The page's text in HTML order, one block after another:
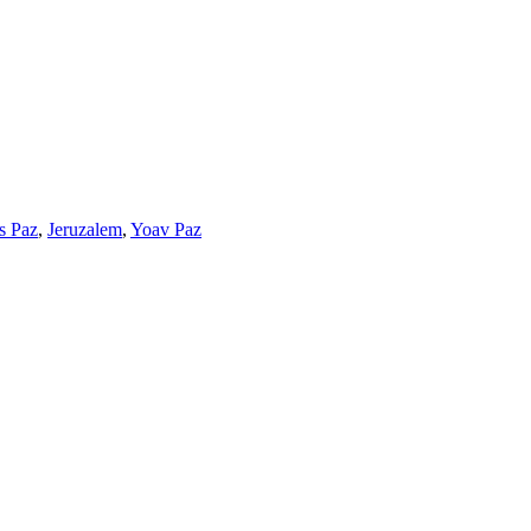
Paz, Jeruzalem, Yoav Paz